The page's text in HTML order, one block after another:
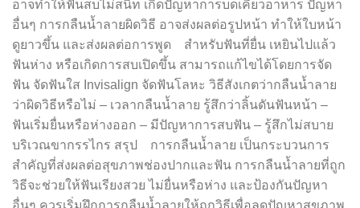
อาจทำให้ฟันสบไม่สนิท เกิดปัญหาการบดเคี้ยวอาหาร ปัญหา
อื่นๆ การกลืนน้ำลายผิดวิธี อาจส่งผลต่อรูปหน้า ทำให้ใบหน้า
ดูยาวขึ้น และส่งผลต่อการพูด สำหรับฟันที่ยื่น เหยินไปแล้ว
ฟันห่าง หรือเกิดการสบเปิดขึ้น สามารถแก้ไขได้โดยการจัด
ฟัน จัดฟันใส Invisalign จัดฟันโลหะ วิธีสังเกตว่ากลืนน้ำลาย
ว่าผิดวิธีหรือไม่ – เวลากลืนน้ำลาย รู้สึกว่าลิ้นดันฟันหน้า –
ฟันเริ่มยื่นหรือห่างออก – มีปัญหาการสบฟัน – รู้สึกไม่สบาย
บริเวณขากรรไกร สรุป การกลืนน้ำลาย เป็นกระบวนการ
สำคัญที่ส่งผลต่อสุขภาพช่องปากและฟัน การกลืนน้ำลายที่ถูก
วิธีจะช่วยให้ฟันเรียงสวย ไม่ยื่นหรือห่าง และป้องกันปัญหา
อื่นๆ ควรเริ่มฝึกการกลืนน้ำลายให้ถูกวิธีเพื่อลดปัญหาสุขภาพ